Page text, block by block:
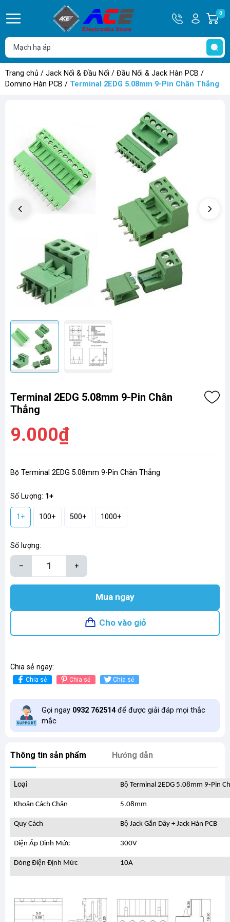
Hotline
0932
762514
Tài
khoản
Hello,
Khách
0
Trang chủ / Jack Nối & Đầu Nối / Đầu Nối & Jack Hàn PCB /
Domino Hàn PCB / Terminal 2EDG 5.08mm 9-Pin Chân Thẳng
Terminal 2EDG 5.08mm 9-Pin Chân
Thẳng
9.000₫
Bộ Terminal 2EDG 5.08mm 9-Pin Chân Thẳng
Số Lượng: 1+
1+ 100+ 500+ 1000+
Số lượng:
– +
Mua ngay
Cho vào giỏ
Chia sẻ ngay:
Chia sẻ Chia sẻ Chia sẻ
Gọi ngay 0932 762514để được giải đáp mọi thắc
mắc
Thông tin sản phẩm Hướng dẫn
Loại Bộ Terminal 2EDG 5.08mm 9-Pin
Khoản Cách Chân 5.08mm
Quy Cách Bộ Jack Gắn Dây + Jack Hàn PCB
Điện Áp Định Mức 300V
Dòng Điện Định Mức 10A